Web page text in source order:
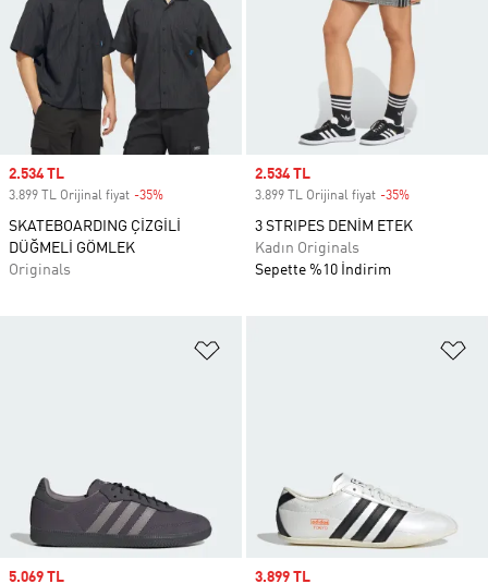
Sale price
2.534 TL
3.899 TL Orijinal fiyat -35%
SKATEBOARDING ÇİZGİLİ
DÜĞMELİ GÖMLEK
Originals
Sale price
2.534 TL
3.899 TL Orijinal fiyat -35%
3 STRIPES DENİM ETEK
Kadın Originals
Sepette %10 İndirim
Sale price
5.069 TL Sale price
3.899 TL